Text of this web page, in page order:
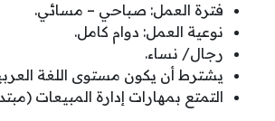
فترة العمل: صباحي – مسائي.
نوعية العمل: دوام كامل.
رجال/ نساء.
يشترط أن يكون مستوى اللغة
التمتع بمهارات إدارة المبيعات